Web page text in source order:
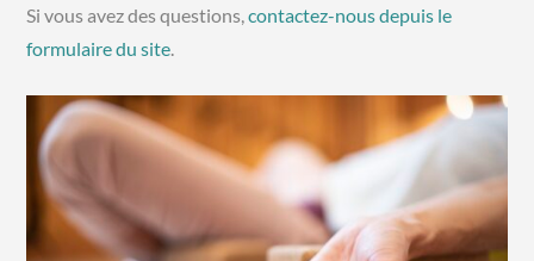
Si vous avez des questions,contactez-nous depuis le
formulaire du site.